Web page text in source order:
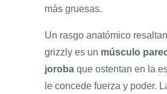
más gruesas.
Un rasgo anatómico
grizzly es un músculo
joroba que ostentan en la
le concede fuerza y poder.